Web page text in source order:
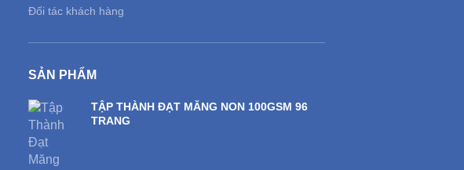
Đối tác khách hàng
SẢN PHẨM
TẬP THÀNH ĐẠT MĂNG NON 100GSM 96
TRANG